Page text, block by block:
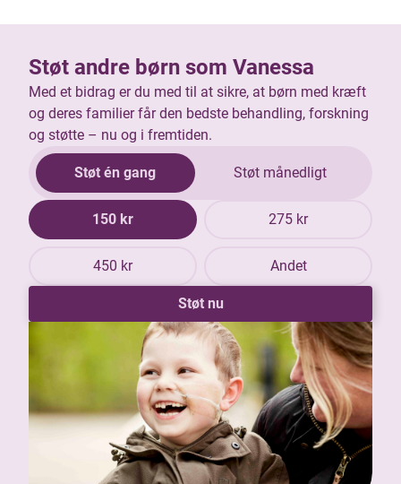
Støt andre børn som Vanessa
Med et bidrag er du med til at sikre, at børn med kræft
og deres familier får den bedste behandling, forskning
og støtte – nu og i fremtiden.
Støt én gang Støt månedligt
150 kr 275 kr
450 kr Andet
Støt nu